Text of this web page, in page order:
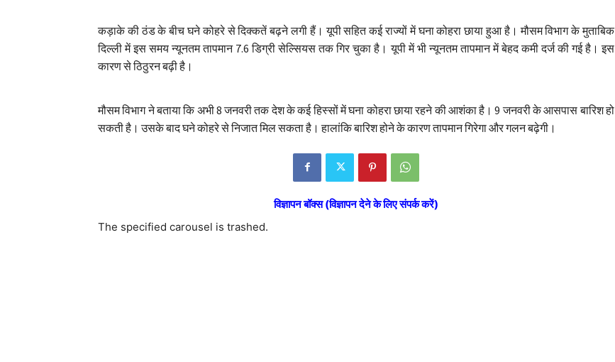
कड़ाके की ठंड के बीच घने कोहरे से दिक्कतें बढ़ने लगी हैं। यूपी सहित कई राज्यों में घना कोहरा छाया हुआ है। मौसम विभाग के मुताबिक
दिल्ली में इस समय न्यूनतम तापमान 7.6 डिग्री सेल्सियस तक गिर चुका है। यूपी में भी न्यूनतम तापमान में बेहद कमी दर्ज की गई है। इस
कारण से ठिठुरन बढ़ी है।
मौसम विभाग ने बताया कि अभी 8 जनवरी तक देश के कई हिस्सों में घना कोहरा छाया रहने की आशंका है। 9 जनवरी के आसपास बारिश हो
सकती है। उसके बाद घने कोहरे से निजात मिल सकता है। हालांकि बारिश होने के कारण तापमान गिरेगा और गलन बढ़ेगी।
विज्ञापन बॉक्स (विज्ञापन देने के लिए संपर्क करें)
The specified carousel is trashed.